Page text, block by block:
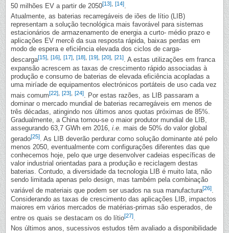
50 milhões EV a partir de 2050[13] [14].
Atualmente, as baterias recarregáveis de iões de lítio (LIB)
representam a solução tecnológica mais favorável para sistemas
estacionários de armazenamento de energia a curto- médio prazo e
aplicações EV mercê da sua resposta rápida, baixas perdas em
modo de espera e eficiência elevada dos ciclos de carga-
descarga[15], [16], [17], [18], [19], [20], [21]. A estas utilizações em franca
expansão acrescem as taxas de crescimento rápido associadas à
produção e consumo de baterias de elevada eficiência acopladas a
uma miríade de equipamentos electrónicos portáteis de uso cada vez
mais comum[22] [23] [24]. Por estas razões, as LIB passaram a
dominar o mercado mundial de baterias recarregáveis em menos de
três décadas, atingindo nos últimos anos quotas próximas de 85%.
Gradualmente, a China tornou-se o maior produtor mundial de LIB,
assegurando 63,7 GWh em 2016, i.e. mais de 50% do valor global
gerado[25]. As LIB deverão perdurar como solução dominante até pelo
menos 2050, eventualmente com configurações diferentes das que
conhecemos hoje, pelo que urge desenvolver cadeias específicas de
valor industrial orientadas para a produção e reciclagem destas
baterias. Contudo, a diversidade da tecnologia LIB é muito lata, não
sendo limitada apenas pelo design, mas também pela combinação
variável de materiais que podem ser usados na sua manufactura[26].
Considerando as taxas de crescimento das aplicações LIB, impactos
maiores em vários mercados de matérias-primas são esperados, de
entre os quais se destacam os do lítio[27].
Nos últimos anos, sucessivos estudos têm avaliado a disponibilidade